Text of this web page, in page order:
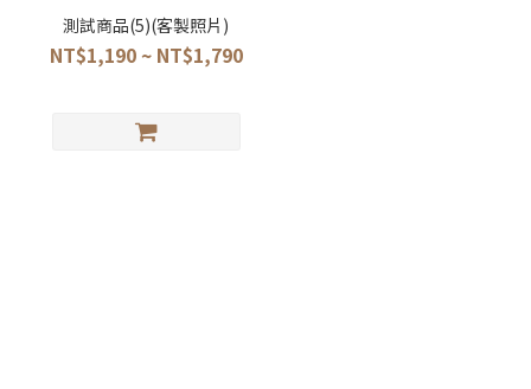
測試商品(5)(客製照片)
NT$1,190 ~ NT$1,790